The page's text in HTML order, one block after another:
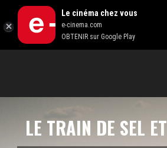
LE TRAIN DE SEL
Le cinéma chez vous
e-cinema.com
OBTENIR sur Google Play